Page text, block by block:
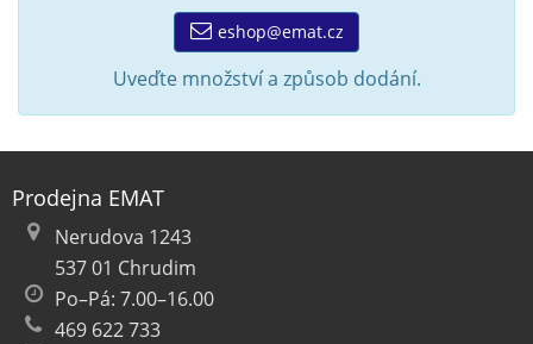
eshop@emat.cz
Uveďte množství a způsob dodání.
Prodejna EMAT
Nerudova 1243
537 01 Chrudim
Po–Pá: 7.00–16.00
469 622 733